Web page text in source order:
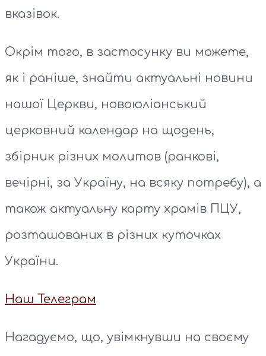
вказівок.
Окрім того, в застосунку ви можете,
як і раніше, знайти актуальні новини
нашої Церкви, новоюліанський
церковний календар на щодень,
збірник різних молитов (ранкові,
вечірні, за Україну, на всяку потребу), а
також актуальну карту храмів ПЦУ,
розташованих в різних куточках
України.
Наш Телеграм
Нагадуємо, що, увімкнувши на своєму